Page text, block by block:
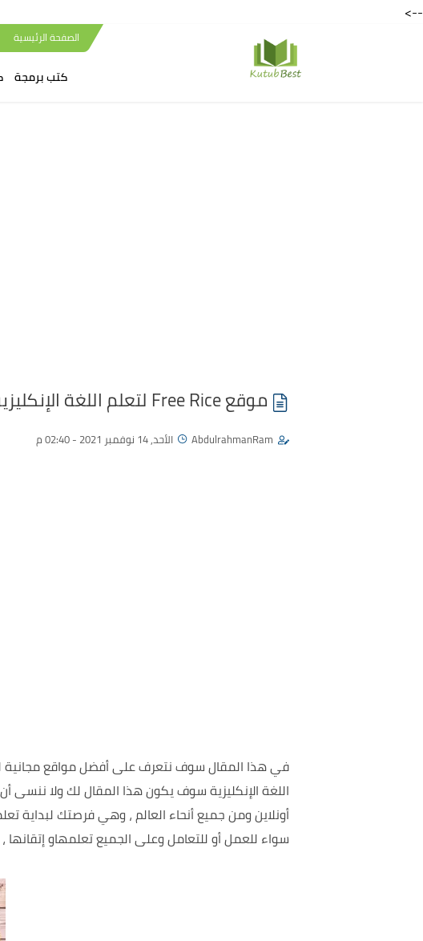
-->
الصفحة الرئيسية
كتب برمجة
موقع Free Rice لتعلم اللغة الإنكليزية " مفردات "
AbdulrahmanRam الأحد, 14 نوفمبر 2021 - 02:40 م
في هذا المقال سوف نتعرف على أفضل مواقع مجانية
اللغة الإنكليزية سوف يكون هذا المقال لك ولا
أونلاين ومن جميع أنحاء العالم ، وهي فرصتك لبداية
سواء للعمل أو للتعامل وعلى الجميع تعلمهاو إتقانها